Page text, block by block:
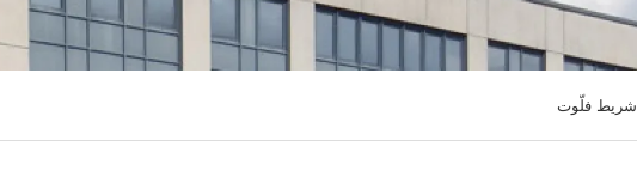
شريط فلّوت